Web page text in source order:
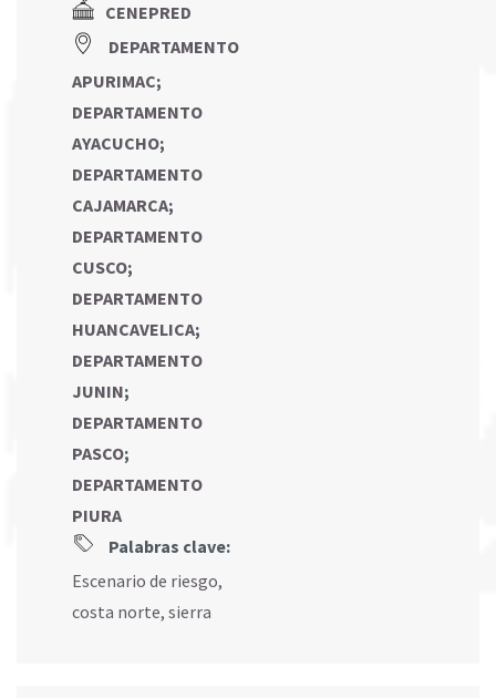
CENEPRED
DEPARTAMENTO
APURIMAC;
DEPARTAMENTO
AYACUCHO;
DEPARTAMENTO
CAJAMARCA;
DEPARTAMENTO
CUSCO;
DEPARTAMENTO
HUANCAVELICA;
DEPARTAMENTO
JUNIN;
DEPARTAMENTO
PASCO;
DEPARTAMENTO
PIURA
Palabras clave:
Escenario de riesgo,
costa norte, sierra